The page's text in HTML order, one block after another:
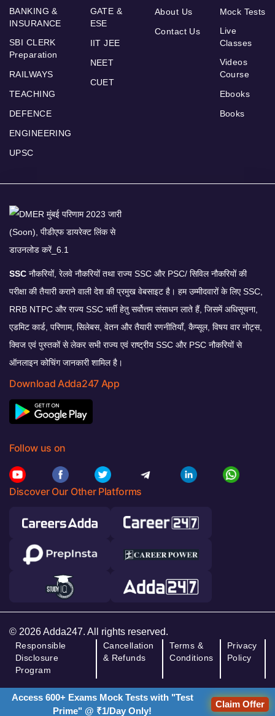
BANKING &
INSURANCE
SBI CLERK
Preparation
RAILWAYS
TEACHING
DEFENCE
ENGINEERING
UPSC
GATE &
ESE
IIT JEE
NEET
CUET
About Us
Contact Us
Mock Tests
Live
Classes
Videos
Course
Ebooks
Books
SSC नौकरियों, रेलवे नौकरियों तथा राज्य SSC और PSC/ सिविल नौकरियों की
परीक्षा की तैयारी कराने वाली देश की प्रमुख वेबसाइट है। हम उम्मीदवारों के लिए SSC,
RRB NTPC और राज्य SSC भर्ती हेतु सर्वोत्तम संसाधन लाते हैं, जिसमें अधिसूचना,
एडमिट कार्ड, परिणाम, सिलेबस, वेतन और तैयारी रणनीतियाँ, कैप्सूल, विषय वार नोट्स,
क्विज एवं पुस्तकों से लेकर सभी राज्य एवं राष्ट्रीय SSC और PSC नौकरियों से
ऑनलाइन कोचिंग जानकारी शामिल है।
Download Adda247 App
Follow us on
Discover Our Other Platforms
© 2026 Adda247. All rights reserved.
Responsible
Disclosure
Program
Cancellation
& Refunds
Terms &
Conditions
Privacy
Policy
Access 600+ Exams Mock Tests with "Test
Prime" @ ₹1/Day Only!
Claim Offer